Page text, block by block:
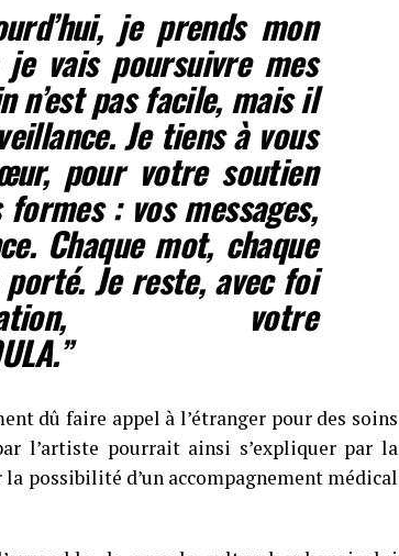
je prends mon
vais poursuivre mes
n’est pas facile, mais il
Je tiens à vous
pour votre soutien
: vos messages,
Chaque mot, chaque
porté. Je reste, avec foi
votre
dû faire appel à l’étranger pour des soins
l’artiste pourrait ainsi s’expliquer par la
possibilité d’un accompagnement médical